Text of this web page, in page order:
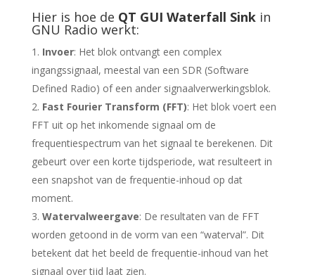
Hier is hoe de QT GUI Waterfall Sinkin
GNU Radio werkt:
Invoer: Het blok ontvangt een complex
ingangssignaal, meestal van een SDR (Software
Defined Radio) of een ander signaalverwerkingsblok.
Fast Fourier Transform (FFT): Het blok voert een
FFT uit op het inkomende signaal om de
frequentiespectrum van het signaal te berekenen. Dit
gebeurt over een korte tijdsperiode, wat resulteert in
een snapshot van de frequentie-inhoud op dat
moment.
Watervalweergave: De resultaten van de FFT
worden getoond in de vorm van een “waterval”. Dit
betekent dat het beeld de frequentie-inhoud van het
signaal over tijd laat zien.